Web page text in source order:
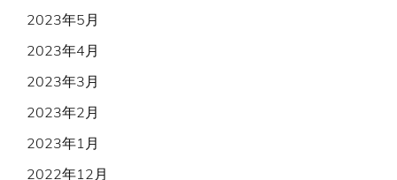
2023年5月
2023年4月
2023年3月
2023年2月
2023年1月
2022年12月